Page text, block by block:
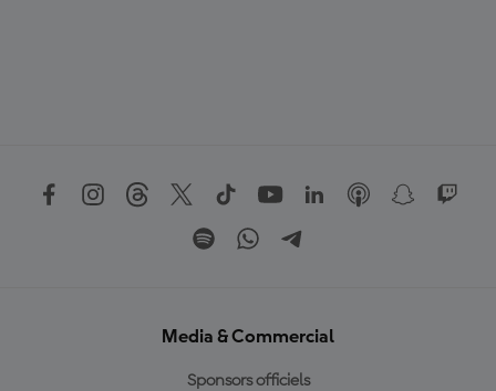
Media & Commercial
Sponsors officiels